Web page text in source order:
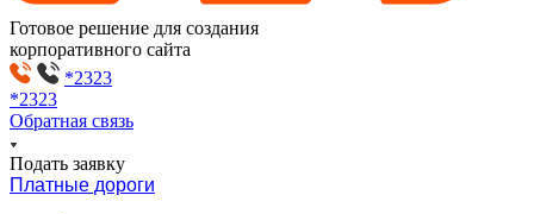
Готовое решение для создания
корпоративного сайта
*2323
*2323
Обратная связь
Подать заявку
Платные дороги